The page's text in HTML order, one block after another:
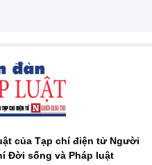
của Tạp chí điện tử Người
Đời sống và Pháp luật